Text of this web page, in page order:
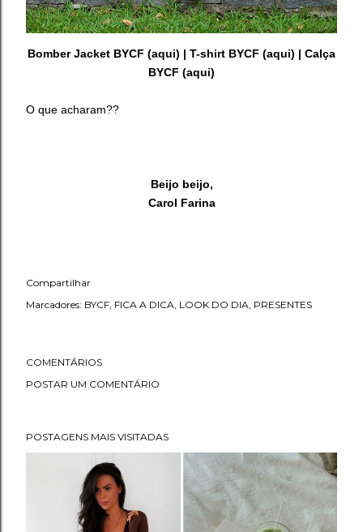
Bomber Jacket BYCF (aqui) | T-shirt BYCF (aqui) | Calça
BYCF (aqui)
O que acharam??
Beijo beijo,
Carol Farina
Compartilhar
Marcadores: BYCF FICA A DICA LOOK DO DIA PRESENTES
COMENTÁRIOS
POSTAR UM COMENTÁRIO
POSTAGENS MAIS VISITADAS